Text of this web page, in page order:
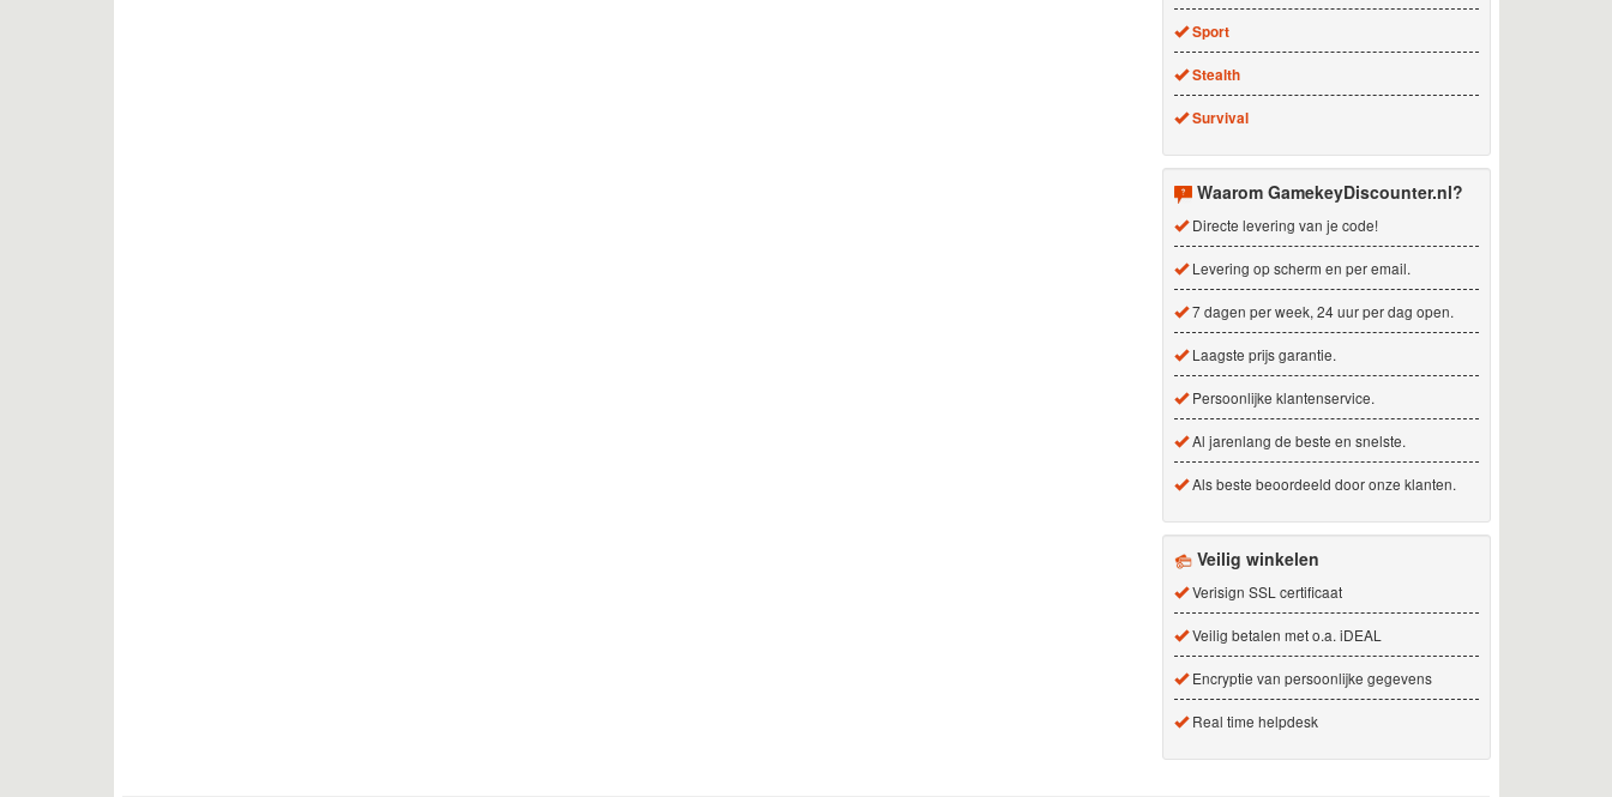
Sport
Stealth
Survival
Waarom GamekeyDiscounter.nl?
Directe levering van je code!
Levering op scherm en per email.
7 dagen per week, 24 uur per dag open.
Laagste prijs garantie.
Persoonlijke klantenservice.
Al jarenlang de beste en snelste.
Als beste beoordeeld door onze klanten.
Veilig winkelen
Verisign SSL certificaat
Veilig betalen met o.a. iDEAL
Encryptie van persoonlijke gegevens
Real time helpdesk